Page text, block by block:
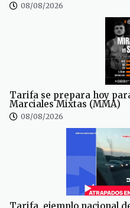
08/08/2026
Tarifa se prepara hoy
Marciales Mixtas (MMA)
08/08/2026